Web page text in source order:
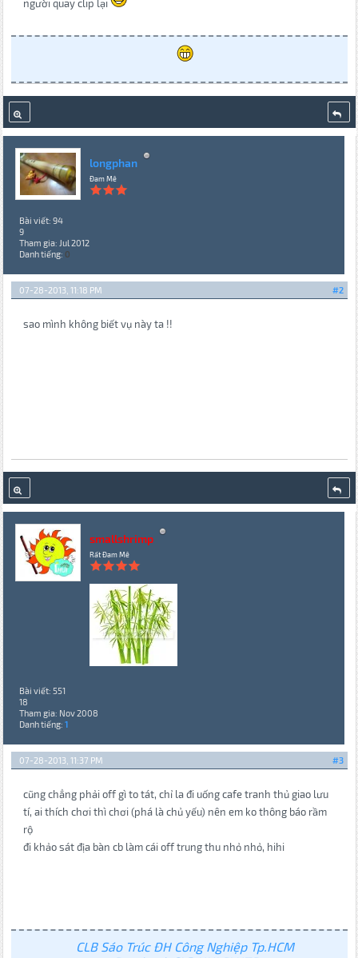
người quay clip lại
longphan
Đam Mê
Bài viết: 94
9
Tham gia: Jul 2012
Danh tiếng: 0
#2
07-28-2013, 11:18 PM
sao mình không biết vụ này ta !!
smallshrimp
Rất Đam Mê
Bài viết: 551
18
Tham gia: Nov 2008
Danh tiếng: 1
#3
07-28-2013, 11:37 PM
cũng chẳng phải off gì to tát, chỉ la đi uống cafe tranh thủ giao lưu
tí, ai thích chơi thì chơi (phá là chủ yếu) nên em ko thông báo rầm
rộ
đi khảo sát địa bàn cb làm cái off trung thu nhỏ nhỏ, hihi
CLB Sáo Trúc ĐH Công Nghiệp Tp.HCM